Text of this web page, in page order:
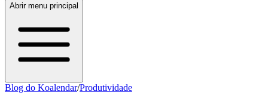
Abrir menu principal
Blog do Koalendar/Produtividade